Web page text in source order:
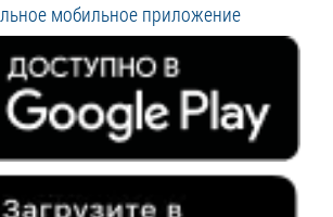
мобильное приложение